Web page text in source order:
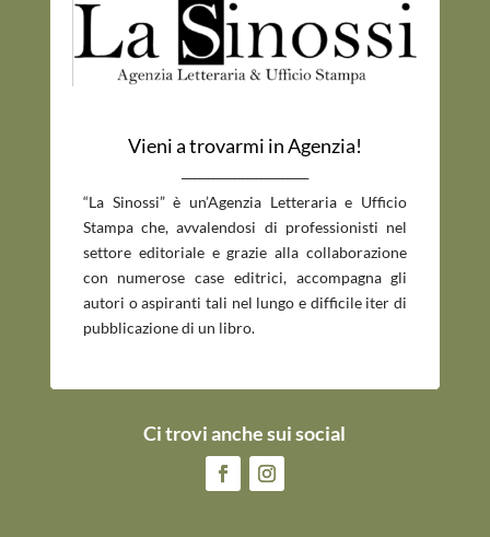
Vieni a trovarmi in Agenzia!
“La Sinossi” è un’Agenzia Letteraria e Ufficio
Stampa che, avvalendosi di professionisti nel
settore editoriale e grazie alla collaborazione
con numerose case editrici, accompagna gli
autori o aspiranti tali nel lungo e difficile iter di
pubblicazione di un libro.
Ci trovi anche sui social